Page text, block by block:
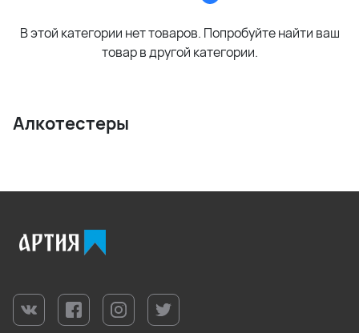
В этой категории нет товаров. Попробуйте найти ваш
товар в другой категории.
Алкотестеры